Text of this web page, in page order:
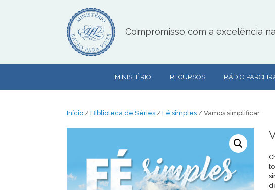
Compromisso com a excelência
MINISTÉRIO RECURSOS RÁDIO
Início / Biblioteca de Séries / Fé simples / Vamos simplificar